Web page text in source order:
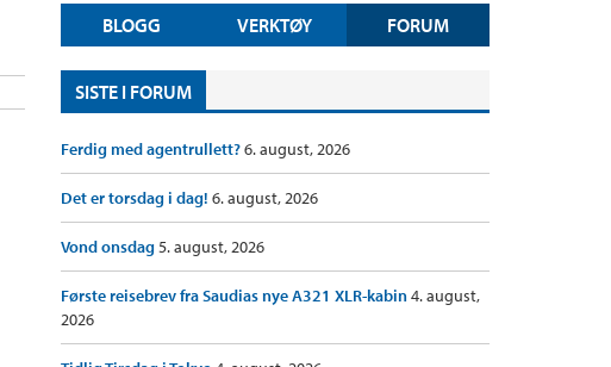
BLOGG VERKTØY FORUM
SISTE I FORUM
Ferdig med agentrullett?6. august, 2026
Det er torsdag i dag! 6. august, 2026
Vond onsdag5. august, 2026
Første reisebrev fra Saudias nye A321 XLR-kabin4. august,
2026